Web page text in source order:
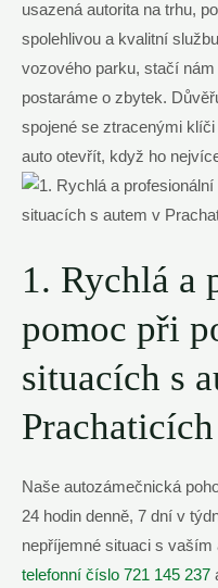
usazená autorita na trhu,
spolehlivou a kvalitní
vozového parku, stačí
postaráme o zbytek.
spojené se ztracenými
auto otevřít, když ho
1. Rychlá a
pomoc při
situacích s
Prachaticích
Naše autozámečnická
24 hodin denně, 7 dní v
nepříjemné situaci s vaším
telefonní číslo 721 145 237